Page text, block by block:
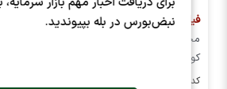
نبض‌بورس در بله بپیوندید.
فیلم مجمع کویر (تولیدی فولاد سپید فراب کویر) مورخ
مجمع عمومی عادی سالیانه شرکت تولیدی
کویر
کد خبر: ۱۰۴۸۳۸ تاریخ انتشار : ۱۴۰۴/۰۴/۲۶